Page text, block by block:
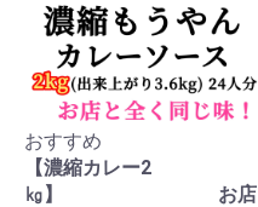
おすすめ
【濃縮カレー2
㎏】 お店